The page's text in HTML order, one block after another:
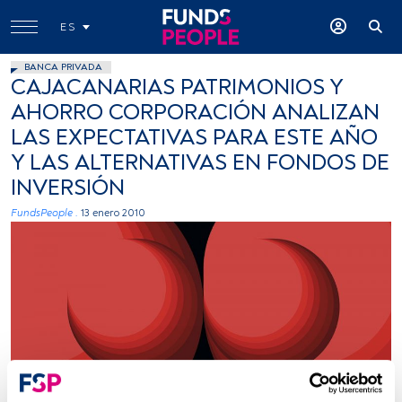
ES
BANCA PRIVADA
CAJACANARIAS PATRIMONIOS Y
AHORRO CORPORACIÓN ANALIZAN
LAS EXPECTATIVAS PARA ESTE AÑO
Y LAS ALTERNATIVAS EN FONDOS DE
INVERSIÓN
FundsPeople . 13 enero 2010
Joel Filipe (Unsplash)